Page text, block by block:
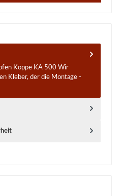
Koppe KA 500 Wir
Kleber, der die Montage -